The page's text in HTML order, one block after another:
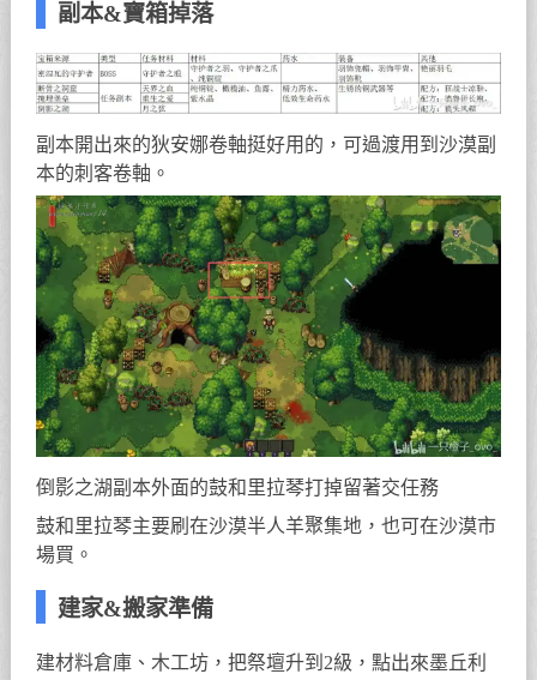
副本&寶箱掉落
副本開出來的狄安娜卷軸挺好用的，可過渡用到沙漠副
本的刺客卷軸。
倒影之湖副本外面的鼓和里拉琴打掉留著交任務
鼓和里拉琴主要刷在沙漠半人羊聚集地，也可在沙漠市
場買。
建家&搬家準備
建材料倉庫、木工坊，把祭壇升到2級，點出來墨丘利